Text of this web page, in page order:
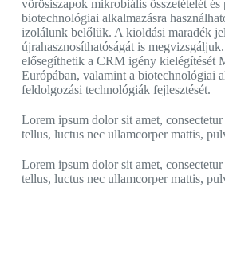
vörösiszapok mikrobiális összetételét és
biotechnológiai alkalmazásra
izolálunk belőlük. A kioldási maradék
újrahasznosíthatóságát is
elősegíthetik a CRM igény kielégítését
Európában, valamint a biotechnológiai
feldolgozási technológiák fejlesztését.
Lorem ipsum dolor sit amet,
tellus, luctus nec ullamcorper mattis,
Lorem ipsum dolor sit amet,
tellus, luctus nec ullamcorper mattis,